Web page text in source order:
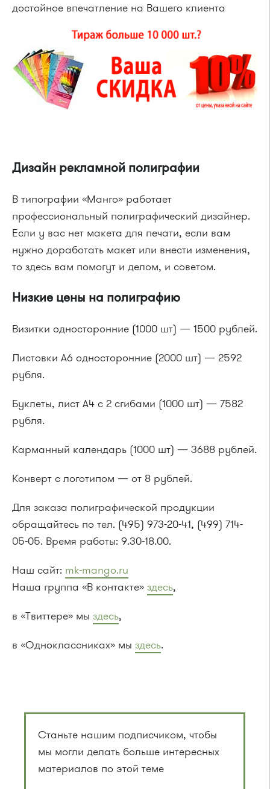
достойное впечатление на Вашего клиента
Дизайн рекламной полиграфии
В типографии «Манго» работает
профессиональный полиграфический дизайнер.
Если у вас нет макета для печати, если вам
нужно доработать макет или внести изменения,
то здесь вам помогут и делом, и советом.
Низкие цены на полиграфию
Визитки односторонние (1000 шт) — 1500 рублей.
Листовки А6 односторонние (2000 шт) — 2592
рубля.
Буклеты, лист А4 с 2 сгибами (1000 шт) — 7582
рубля.
Карманный календарь (1000 шт) — 3688 рублей.
Конверт с логотипом — от 8 рублей.
Для заказа полиграфической продукции
обращайтесь по тел. (495) 973-20-41, (499) 714-
05-05. Время работы: 9.30-18.00.
Наш сайт: mk-mango.ru
Наша группа «В контакте» здесь,
в «Твиттере» мы здесь,
в «Одноклассниках» мы здесь.
Станьте нашим подписчиком, чтобы
мы могли делать больше интересных
материалов по этой теме